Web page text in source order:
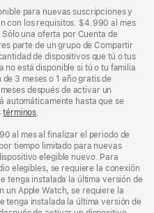
para nuevas suscripciones y
con los requisitos. $4.990 al mes
una oferta por Cuenta de
parte de un grupo de Compartir
de dispositivos que tú o tus
está disponible si tú o tu familia
3 meses o 1 año gratis de
después de activar un
automáticamente hasta que se
términos.
al mes al finalizar el periodo de
tiempo limitado para nuevas
elegible nuevo. Para
elegibles, se requiere la conexión
tenga instalada la última versión de
un Apple Watch, se requiere la
tenga instalada la última versión de